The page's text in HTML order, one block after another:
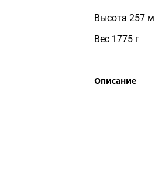
Высота 257
Вес 1775 г
Описание